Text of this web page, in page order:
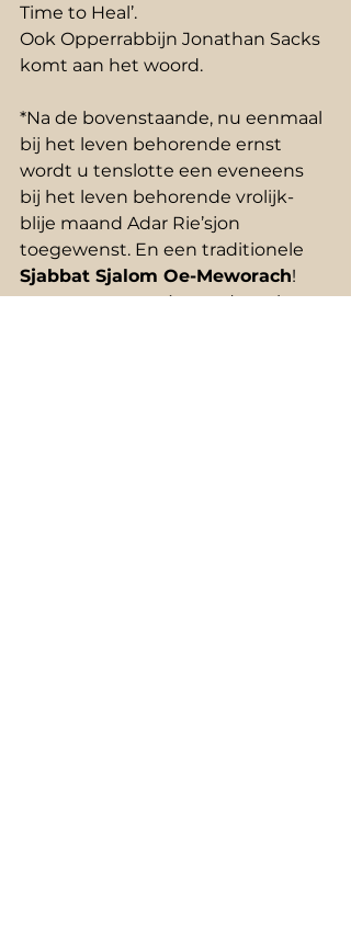
Time to Heal’.
Ook Opperrabbijn Jonathan Sacks
komt aan het woord.
*Na de bovenstaande, nu eenmaal
bij het leven behorende ernst
wordt u tenslotte een eveneens
bij het leven behorende vrolijk-
blije maand Adar Rie’sjon
toegewenst. En een traditionele
Sjabbat Sjalom Oe-Meworach!
graag weer tot ziens volgende